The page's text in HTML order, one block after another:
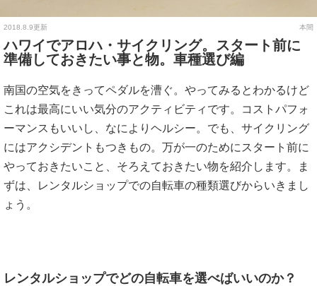
2018.8.9更新 本間
ハワイでアロハ・サイクリング。スタート前に
準備しておきたい事と物。車種選び編
南国の空気をきってペダルを漕ぐ。やってみるとわかるけど
これは最高にいい気分のアクティビティです。コストパフォ
ーマンスもいいし、なによりヘルシー。でも、サイクリング
にはアクシデントもつきもの。万が一のためにスタート前に
やっておきたいこと、そろえておきたい物を紹介します。ま
ずは、レンタルショップでの自転車の種類選びからいきまし
ょう。
レンタルショップでどの自転車を選べばいいのか？